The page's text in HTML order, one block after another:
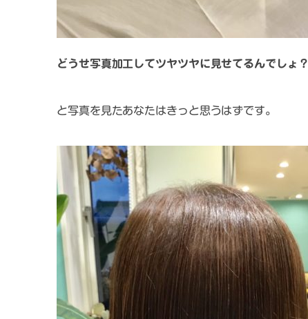
どうせ写真加工してツヤツヤに見せてるんでしょ？
と写真を見たあなたはきっと思うはずです。